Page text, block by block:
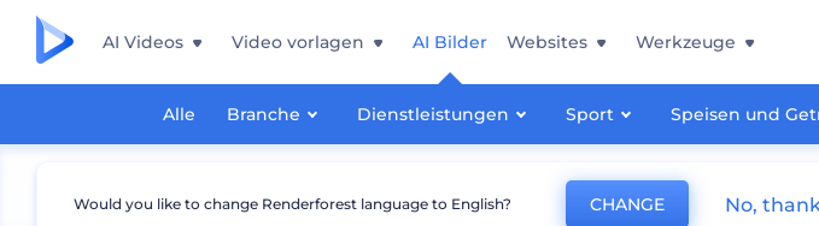
AI Videos Video vorlagen AI Bilder
Alle Branche Dienstleistungen Sport Speisen und
Websites Werkzeuge
Would you like to change Renderforest language to English? CHANGE No,